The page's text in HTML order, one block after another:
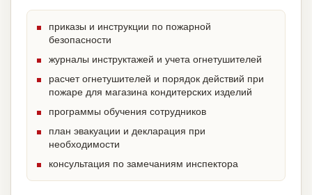
приказы и инструкции по пожарной
безопасности
журналы инструктажей и учета огнетушителей
расчет огнетушителей и порядок действий при
пожаре для магазина кондитерских изделий
программы обучения сотрудников
план эвакуации и декларация при
необходимости
консультация по замечаниям инспектора